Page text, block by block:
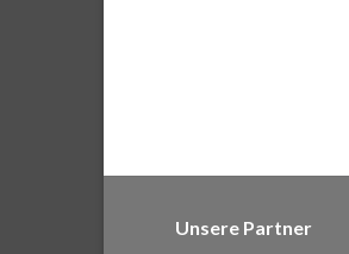
Unsere Partner